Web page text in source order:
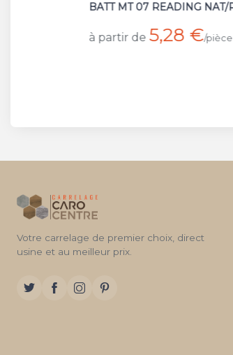
BATT MT 07 READING NAT/RET
à partir de 5,28 € /pièce
Votre carrelage de premier choix, direct
usine et au meilleur prix.